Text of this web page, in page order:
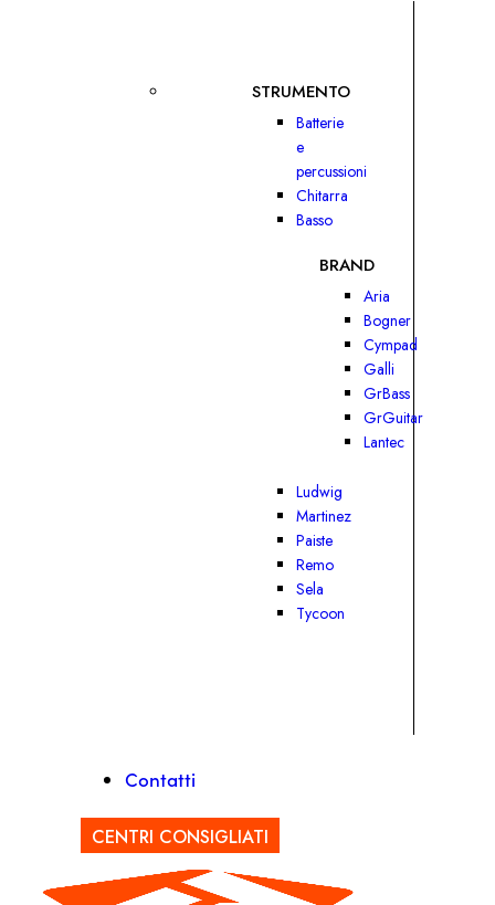
STRUMENTO
Batterie
e
percussioni
Chitarra
Basso
BRAND
Aria
Bogner
Cympad
Galli
GrBass
GrGuitar
Lantec
Ludwig
Martinez
Paiste
Remo
Sela
Tycoon
Contatti
CENTRI CONSIGLIATI